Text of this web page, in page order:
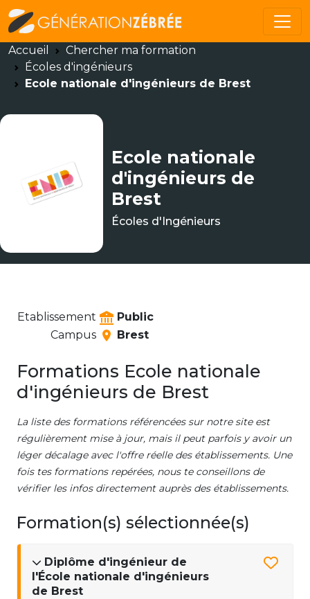
Accueil
Chercher ma formation
Écoles d'ingénieurs
Ecole nationale d'ingénieurs de Brest
Ecole nationale
d'ingénieurs de
Brest
Écoles d'Ingénieurs
Etablissement
Public
Campus
Brest
Formations Ecole nationale
d'ingénieurs de Brest
La liste des formations référencées sur notre site est
régulièrement mise à jour, mais il peut parfois y avoir un
léger décalage avec l'offre réelle des établissements. Une
fois tes formations repérées, nous te conseillons de
vérifier les infos directement auprès des établissements.
Formation(s) sélectionnée(s)
Diplôme d'ingénieur de
l'École nationale d'ingénieurs
de Brest